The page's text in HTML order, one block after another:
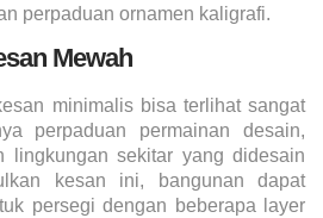
perpaduan ornamen kaligrafi.
Mewah
minimalis bisa terlihat sangat
perpaduan permainan desain,
lingkungan sekitar yang didesain
kesan ini, bangunan dapat
persegi dengan beberapa layer